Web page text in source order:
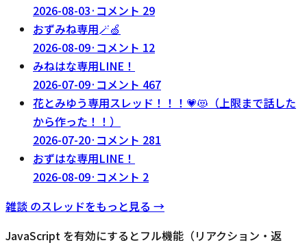
2026-08-03· コメント 29
おずみね専用🪄🍏
2026-08-09· コメント 12
みねはな専用LINE！
2026-07-09· コメント 467
花とみゆう専用スレッド！！！💗😻（上限まで話した
から作った！！）
2026-07-20· コメント 281
おずはな専用LINE！
2026-08-09· コメント 2
雑談 のスレッドをもっと見る →
JavaScript を有効にするとフル機能（リアクション・返